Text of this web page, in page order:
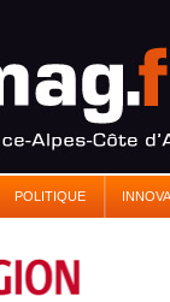
POLITIQUE